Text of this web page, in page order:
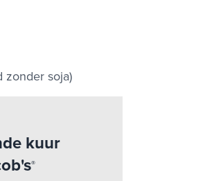
zonder soja)
kuur
®